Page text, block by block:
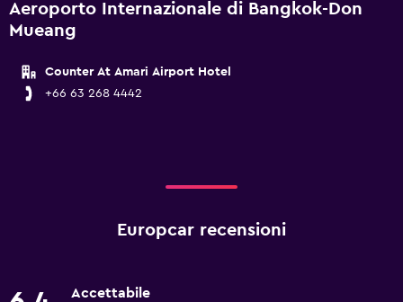
Aeroporto Internazionale di Bangkok-Don
Mueang
Counter At Amari Airport Hotel
+66 63 268 4442
Europcar recensioni
Accettabile